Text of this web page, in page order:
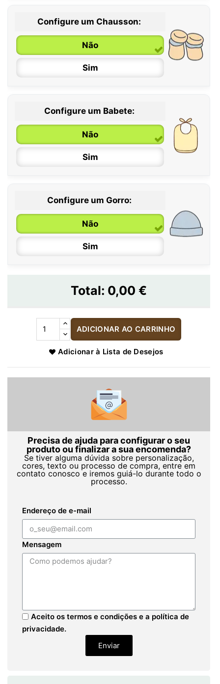
0 / 6 meses
6 / 12 meses
12 / 18 meses
Configure um Chausson:
Não
Sim
Configure um Babete:
Não
Sim
Configure um Gorro:
Não
Sim
Total: 0,00 €
ADICIONAR AO CARRINHO
Adicionar à Lista de Desejos
Precisa de ajuda para configurar o seu
produto ou finalizar a sua encomenda?
Se tiver alguma dúvida sobre personalização,
cores, texto ou processo de compra, entre em
contato conosco e iremos guiá-lo durante todo o
processo.
Endereço de e-mail
Mensagem
Aceito os termos e condições e a política de
privacidade.
Enviar